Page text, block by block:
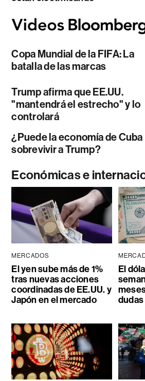
Copa Mundial de la FIFA: La
batalla de las marcas
Trump afirma que EE.UU.
"mantendrá el estrecho" y lo
controlará
¿Puede la economía de Cuba
sobrevivir a Trump?
Económicas e
MERCADOS
El yen sube más de 1%
tras nuevas acciones
coordinadas de EE.UU. y
Japón en el mercado
El